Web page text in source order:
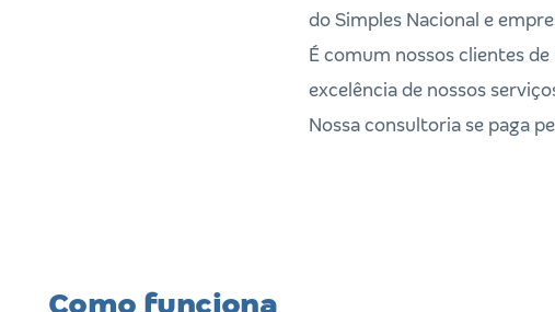
do Simples Nacional e
É comum nossos clientes
excelência de nossos
Nossa consultoria se paga
Como funciona